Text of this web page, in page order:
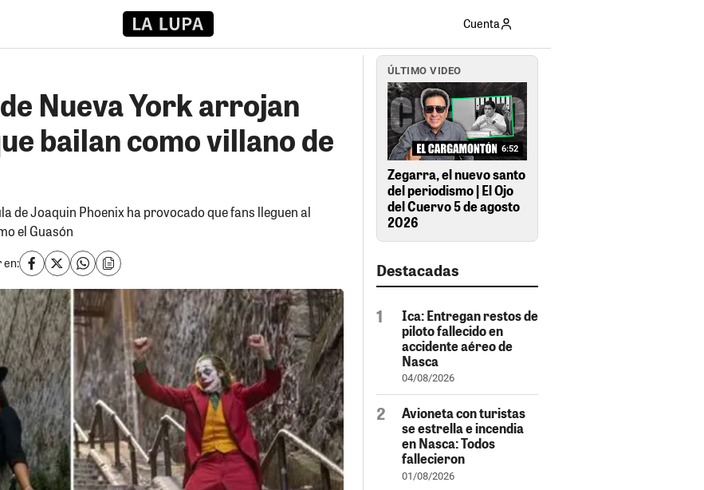
Cuenta
Nueva York arrojan
bailan como villano de
de Joaquin Phoenix ha provocado que fans lleguen al
el Guasón
en:
ÚLTIMO VIDEO
6:52
Zegarra, el nuevo santo
del periodismo | El Ojo
del Cuervo 5 de agosto
2026
Destacadas
Ica: Entregan restos de
piloto fallecido en
accidente aéreo de
Nasca
04/08/2026
Avioneta con turistas
se estrella e incendia
en Nasca: Todos
fallecieron
01/08/2026